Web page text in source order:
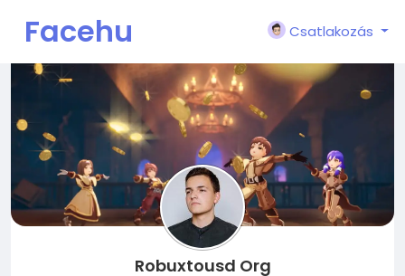
Facehu
n
Csatlakozás
Robuxtousd Org